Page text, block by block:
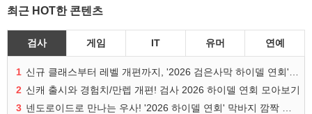
최근 HOT한 콘텐츠
검사 게임 IT 유머 연예
1
2 신캐 출시와 경험치/만렙 개편! 검사 2026 하이델 연회 모아보기
3